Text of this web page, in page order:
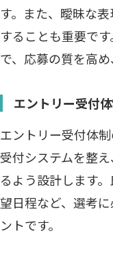
す。また、曖昧な
することも重要で
で、応募の質を高
エントリー受付
エントリー受付体
受付システムを整
るよう設計します
望日程など、選考
ントです。